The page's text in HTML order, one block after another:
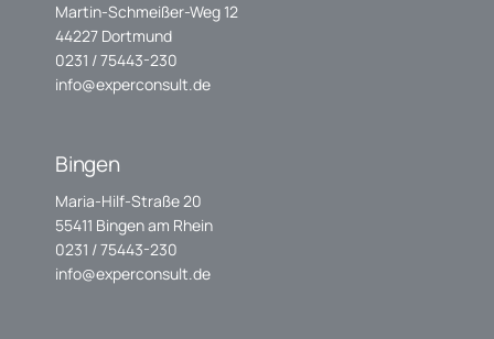
Martin-Schmeißer-Weg 12
44227 Dortmund
0231 / 75443-230
info@experconsult.de
Bingen
Maria-Hilf-Straße 20
55411 Bingen am Rhein
0231 / 75443-230
info@experconsult.de